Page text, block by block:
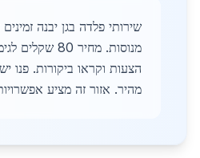
שירותי פלדה בגן יבנה
מנוסות. מחיר
הצעות וקראו ביקורות. פנו
מהיר. אזור זה מציע